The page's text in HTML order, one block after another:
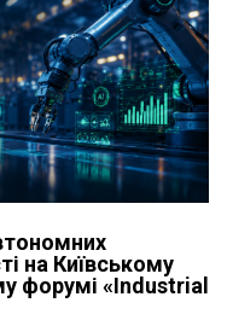
на Київському
форумі «Industrial